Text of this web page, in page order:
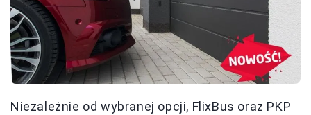
Niezależnie od wybranej opcji, FlixBus oraz PKP